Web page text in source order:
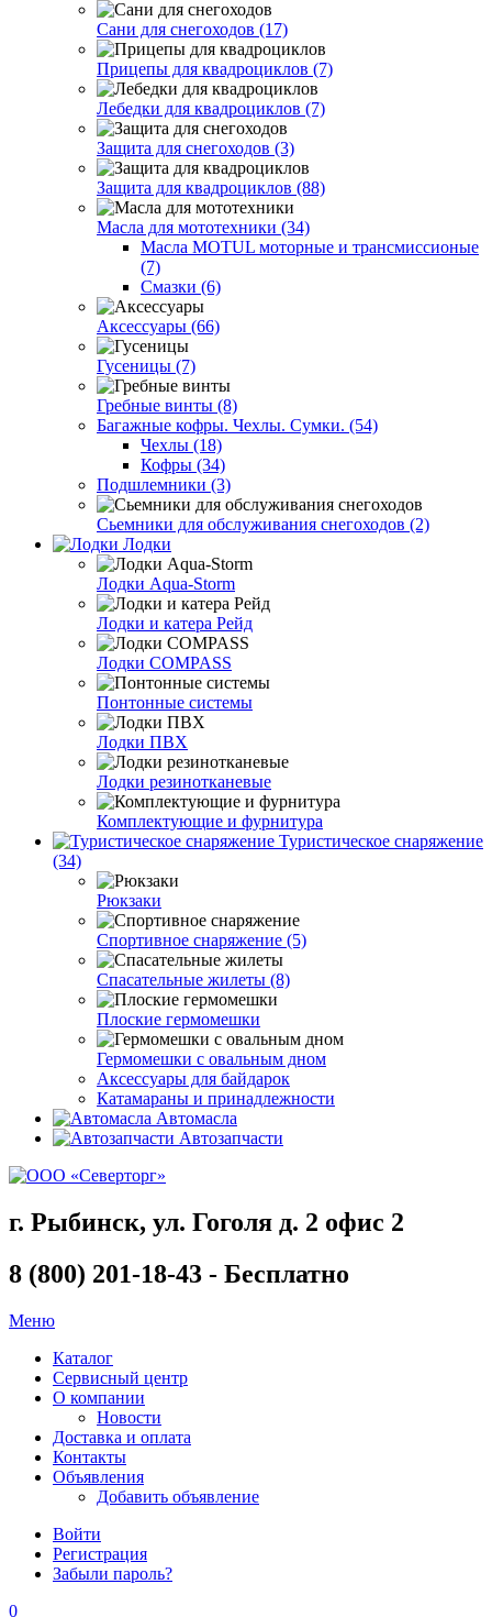
Сани для снегоходов (17)
Прицепы для квадроциклов (7)
Лебедки для квадроциклов (7)
Защита для снегоходов (3)
Защита для квадроциклов (88)
Масла для мототехники (34)
Масла MOTUL моторные и трансмиссионые
(7)
Смазки (6)
Аксессуары (66)
Гусеницы (7)
Гребные винты (8)
Багажные кофры. Чехлы. Сумки. (54)
Чехлы (18)
Кофры (34)
Подшлемники (3)
Сьемники для обслуживания снегоходов (2)
Лодки
Лодки Aqua-Storm
Лодки и катера Рейд
Лодки COMPASS
Понтонные системы
Лодки ПВХ
Лодки резинотканевые
Комплектующие и фурнитура
Туристическое снаряжение
(34)
Рюкзаки
Спортивное снаряжение (5)
Спасательные жилеты (8)
Плоские гермомешки
Гермомешки с овальным дном
Аксессуары для байдарок
Катамараны и принадлежности
Автомасла
Автозапчасти
г. Рыбинск, ул. Гоголя д. 2 офис 2
8 (800) 201-18-43 - Бесплатно
Меню
Каталог
Сервисный центр
О компании
Новости
Доставка и оплата
Контакты
Объявления
Добавить объявление
Войти
Регистрация
Забыли пароль?
0